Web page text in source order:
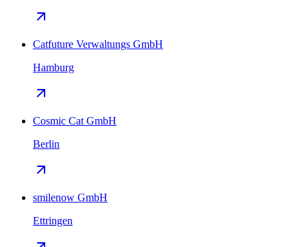
Catfuture Verwaltungs GmbH
Hamburg
Cosmic Cat GmbH
Berlin
smilenow GmbH
Ettringen